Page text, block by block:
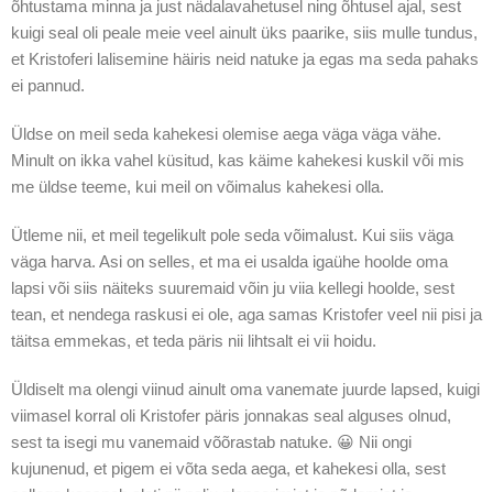
õhtustama minna ja just nädalavahetusel ning õhtusel ajal, sest
kuigi seal oli peale meie veel ainult üks paarike, siis mulle tundus,
et Kristoferi lalisemine häiris neid natuke ja egas ma seda pahaks
ei pannud.
Üldse on meil seda kahekesi olemise aega väga väga vähe.
Minult on ikka vahel küsitud, kas käime kahekesi kuskil või mis
me üldse teeme, kui meil on võimalus kahekesi olla.
Ütleme nii, et meil tegelikult pole seda võimalust. Kui siis väga
väga harva. Asi on selles, et ma ei usalda igaühe hoolde oma
lapsi või siis näiteks suuremaid võin ju viia kellegi hoolde, sest
tean, et nendega raskusi ei ole, aga samas Kristofer veel nii pisi ja
täitsa emmekas, et teda päris nii lihtsalt ei vii hoidu.
Üldiselt ma olengi viinud ainult oma vanemate juurde lapsed, kuigi
viimasel korral oli Kristofer päris jonnakas seal alguses olnud,
sest ta isegi mu vanemaid võõrastab natuke. 😀 Nii ongi
kujunenud, et pigem ei võta seda aega, et kahekesi olla, sest